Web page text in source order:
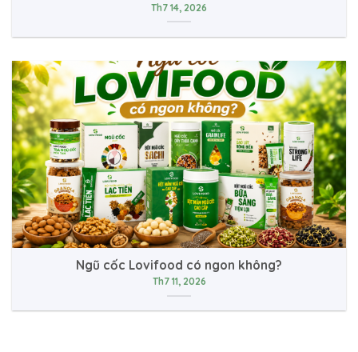
Th7 14, 2026
Ngũ cốc Lovifood có ngon không?
Th7 11, 2026